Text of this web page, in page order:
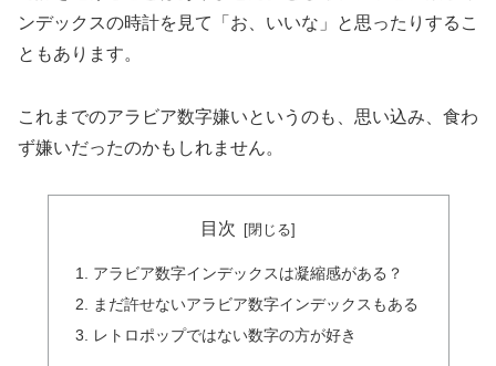
ンデックスの時計を見て「お、いいな」と思ったりするこ
ともあります。
これまでのアラビア数字嫌いというのも、思い込み、食わ
ず嫌いだったのかもしれません。
目次
アラビア数字インデックスは凝縮感がある？
まだ許せないアラビア数字インデックスもある
レトロポップではない数字の方が好き